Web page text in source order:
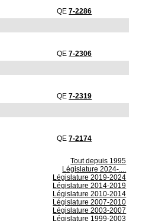
QE7-2286
QE7-2306
QE7-2319
QE7-2174
Tout depuis 1995
Législature 2024-....
Législature 2019-2024
Législature 2014-2019
Législature 2010-2014
Législature 2007-2010
Législature 2003-2007
Législature 1999-2003